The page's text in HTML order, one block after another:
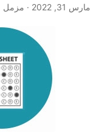
مارس 31, 2022 · مزمل